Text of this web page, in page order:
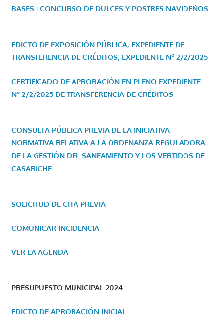
BASES I CONCURSO DE DULCES Y POSTRES NAVIDEÑOS
EDICTO DE EXPOSICIÓN PÚBLICA, EXPEDIENTE DE
TRANSFERENCIA DE CRÉDITOS, EXPEDIENTE Nº 2/2/2025
CERTIFICADO DE APROBACIÓN EN PLENO EXPEDIENTE
Nº 2/2/2025 DE TRANSFERENCIA DE CRÉDITOS
CONSULTA PÚBLICA PREVIA DE LA INICIATIVA
NORMATIVA RELATIVA A LA ORDENANZA REGULADORA
DE LA GESTIÓN DEL SANEAMIENTO Y LOS VERTIDOS DE
CASARICHE
SOLICITUD DE CITA PREVIA
COMUNICAR INCIDENCIA
VER LA AGENDA
PRESUPUESTO MUNICIPAL 2024
EDICTO DE APROBACIÓN INICIAL